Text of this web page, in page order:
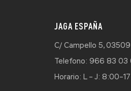
JAGA ESPAÑA
C/ Campello 5,
Telefono: 966 83 03
Horario: L – J: